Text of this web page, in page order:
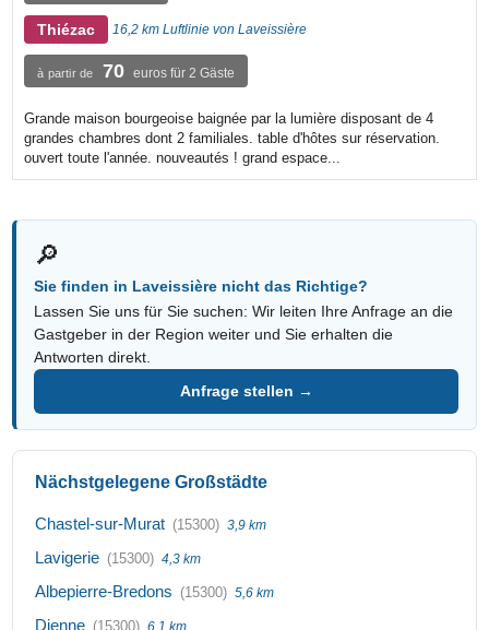
Thiézac 16,2 km Luftlinie von Laveissière
à partir de 70 euros für 2 Gäste
Grande maison bourgeoise baignée par la lumière disposant de 4
grandes chambres dont 2 familiales. table d'hôtes sur réservation.
ouvert toute l'année. nouveautés ! grand espace...
🔎
Sie finden in Laveissière nicht das Richtige?
Lassen Sie uns für Sie suchen: Wir leiten Ihre Anfrage an die
Gastgeber in der Region weiter und Sie erhalten die
Antworten direkt.
Anfrage stellen →
Nächstgelegene Großstädte
Chastel-sur-Murat (15300) 3,9 km
Lavigerie (15300) 4,3 km
Albepierre-Bredons (15300) 5,6 km
Dienne (15300) 6,1 km